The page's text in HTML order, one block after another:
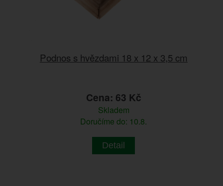
Podnos s hvězdami 18 x 12 x 3,5 cm
Cena: 63 Kč
Skladem
Doručíme do: 10.8.
Detail